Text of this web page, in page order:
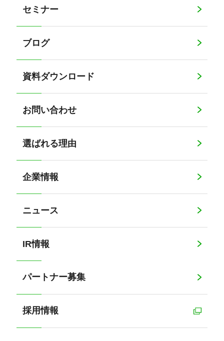
セミナー
ブログ
資料ダウンロード
お問い合わせ
選ばれる理由
企業情報
ニュース
IR情報
パートナー募集
採用情報